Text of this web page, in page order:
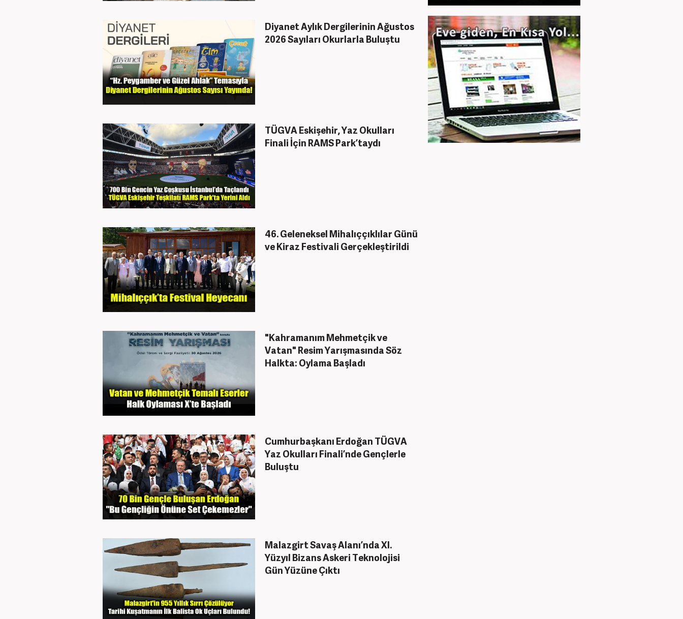
Diyanet Aylık Dergilerinin Ağustos
2026 Sayıları Okurlarla Buluştu
TÜGVA Eskişehir, Yaz Okulları
Finali İçin RAMS Park’taydı
46. Geleneksel Mihalıççıklılar Günü
ve Kiraz Festivali Gerçekleştirildi
"Kahramanım Mehmetçik ve
Vatan" Resim Yarışmasında Söz
Halkta: Oylama Başladı
Cumhurbaşkanı Erdoğan TÜGVA
Yaz Okulları Finali’nde Gençlerle
Buluştu
Malazgirt Savaş Alanı’nda XI.
Yüzyıl Bizans Askeri Teknolojisi
Gün Yüzüne Çıktı